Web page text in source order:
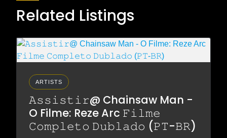
Related Listings
ARTISTS
𝙰𝚜𝚜𝚒𝚜𝚝𝚒𝚛@ Chainsaw Man -
O Filme: Reze Arc 𝙵𝚒𝚕𝚖𝚎
𝙲𝚘𝚖𝚙𝚕𝚎𝚝𝚘 𝙳𝚞𝚋𝚕𝚊𝚍𝚘 (𝙿𝚃-𝙱𝚁)